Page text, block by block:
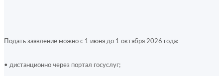
Подать заявление можно с 1 июня до 1 октября 2026 года:
• дистанционно через портал госуслуг;